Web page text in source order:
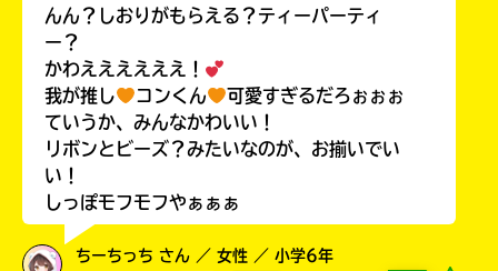
んん？しおりがもらえる？ティーパーティ
ー？
かわええええええ！
我が推し
コンくん
可愛すぎるだろぉぉぉ
ていうか、みんなかわいい！
リボンとビーズ？みたいなのが、お揃いでい
い！
しっぽモフモフやぁぁぁ
ちーちっち さん ／ 女性 ／ 小学6年